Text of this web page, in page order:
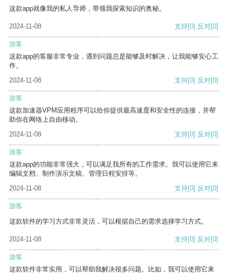
这款app就像我的私人导师，带领我探索知识的奥秘。
2024-11-08 支持[0] 反对[0]
游客
这款app的客服非常专业，遇到问题总是能够及时解决，让我能够安心工
作。
2024-11-08
支持[0] 反对[0]
游客
这款加速器VPM应用程序可以给你提供最高速度和安全性的连接，并帮
助你在网络上自由移动。
2024-11-08
支持[0] 反对[0]
游客
这款app的功能非常强大，可以满足我所有的工作需求。我可以使用它来
编辑文档、制作演示文稿、管理日程安排等。
2024-11-08
支持[0] 反对[0]
游客
这款软件的学习方式非常灵活，可以根据自己的需求选择学习方式。
2024-11-08 支持[0] 反对[0]
游客
这款软件非常实用，可以帮助我解决很多问题。比如，我可以使用它来